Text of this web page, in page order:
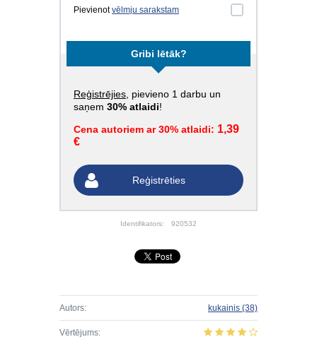
Pievienotvēlmju sarakstam
Gribi lētāk?
Reģistrējies , pievieno 1 darbu un
saņem 30% atlaidi!
Cena autoriem ar 30% atlaidi: 1,39
€
Reģistrēties
Identifikators: 920532
Autors: kukainis (38)
Vērtējums: